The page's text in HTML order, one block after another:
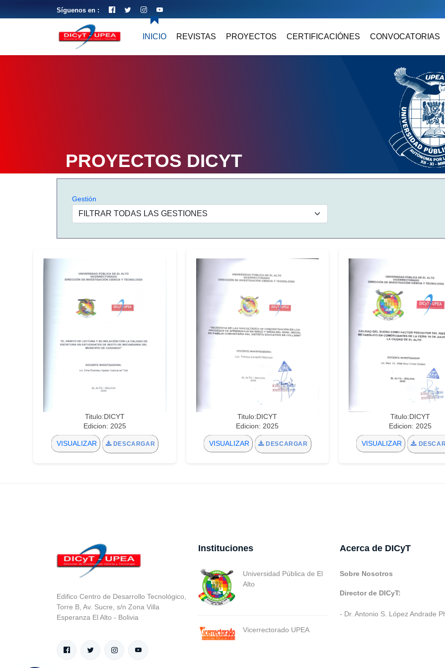
Síguenos en :
INICIO REVISTAS PROYECTOS CERTIFICACIÓNES CONVOCATORIAS
PROYECTOS DICYT
Gestión
Titulo:DICYT
Edicion: 2025
VISUALIZAR DESCARGAR
Titulo:DICYT
Edicion: 2025
VISUALIZAR DESCARGAR
Titulo:DICYT
Edicion: 2025
VISUALIZAR
Edifico Centro de Desarrollo Tecnológico,
Torre B, Av. Sucre, s/n Zona Villa
Esperanza El Alto - Bolivia
Instituciones
Universidad Pública de El
Alto
Vicerrectorado UPEA
Acerca de DICyT
Sobre Nosotros
Director de DICyT:
- Dr. Antonio S. López Andrade